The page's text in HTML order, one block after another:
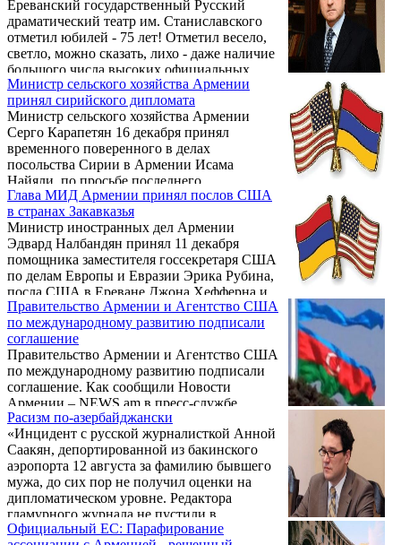
Ереванский государственный Русский
драматический театр им. Станиславского
отметил юбилей - 75 лет! Отметил весело,
светло, можно сказать, лихо - даже наличие
большого числа высоких официальных
поздравлений не помешало провести
праздник по-театральному, в лучших
традициях капустника. Первая леди Рита
Саргсян, министр культуры Асмик Погосян,
многие другие VIP-гости, коллеги, друзья,
зритель, наполнивший театр битком - все
радовались от души и желали, желали,
желали Русскому театру Армении
творческих ...
Министр сельского хозяйства Армении
принял сирийского дипломата
Министр сельского хозяйства Армении
Серго Карапетян 16 декабря принял
временного поверенного в делах
посольства Сирии в Армении Исама
Найяли, по просьбе последнего.
Глава МИД Армении принял послов США
в странах Закавказья
Министр иностранных дел Армении
Эдвард Налбандян принял 11 декабря
помощника заместителя госсекретаря США
по делам Европы и Евразии Эрика Рубина,
посла США в Ереване Джона Хефферна и
посла США в Азербайджане Ричарда
Морнингстара, которые прибыли в Ереван
для участия в совещании послов США в
странах Закавказья.
Правительство Армении и Агентство США
по международному развитию подписали
соглашение
Правительство Армении и Агентство США
по международному развитию подписали
соглашение. Как сообщили Новости
Армении – NEWS.am в пресс-службе
правительства Армении, соглашение,
касающееся программы «Управление с
бо́льшим участием, эффективностью и
подотчетностью», было подписано
руководителем аппарата правительства,
министром Ваче Габриеляном от имени
Республики Армения и руководителем
офиса Агентства США по международному
Расизм по-азербайджански
«Инцидент с русской журналисткой Анной
Саакян, депортированной из бакинского
аэропорта 12 августа за фамилию бывшего
мужа, до сих пор не получил оценки на
дипломатическом уровне. Редактора
гламурного журнала не пустили в
Азербайджан якобы из соображений ее же
Официальный ЕС: Парафирование